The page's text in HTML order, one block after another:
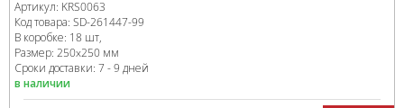
Артикул: KRS0063
Код товара: SD-261447-99
В коробке: 18 шт,
Размер: 250x250 мм
Сроки доставки: 7 - 9 дней
в наличии